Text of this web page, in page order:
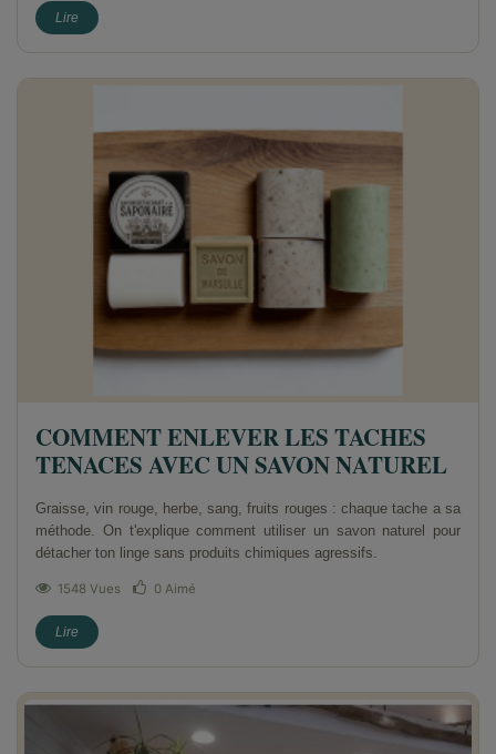
Lire
COMMENT ENLEVER LES TACHES
TENACES AVEC UN SAVON NATUREL
1548 Vues 0 Aimé
Graisse, vin rouge, herbe, sang, fruits rouges : chaque tache a sa
méthode. On t'explique comment utiliser un savon naturel pour
détacher ton linge sans produits chimiques agressifs.
Lire